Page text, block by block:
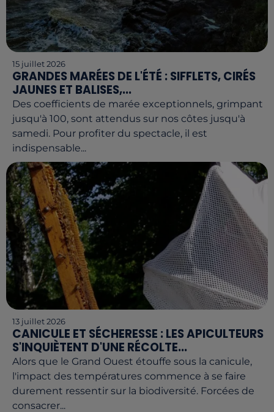
15 juillet 2026
GRANDES MARÉES DE L'ÉTÉ : SIFFLETS, CIRÉS
JAUNES ET BALISES,...
Des coefficients de marée exceptionnels, grimpant
jusqu'à 100, sont attendus sur nos côtes jusqu'à
samedi. Pour profiter du spectacle, il est
indispensable...
13 juillet 2026
CANICULE ET SÉCHERESSE : LES APICULTEURS
S'INQUIÈTENT D'UNE RÉCOLTE...
Alors que le Grand Ouest étouffe sous la canicule,
l'impact des températures commence à se faire
durement ressentir sur la biodiversité. Forcées de
consacrer...